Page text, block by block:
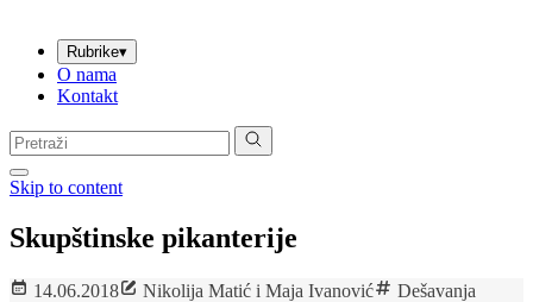
Rubrike▾
O nama
Kontakt
Pretraga:
Skip to content
Skupštinske pikanterije
14.06.2018 Nikolija Matić i Maja Ivanović Dešavanja